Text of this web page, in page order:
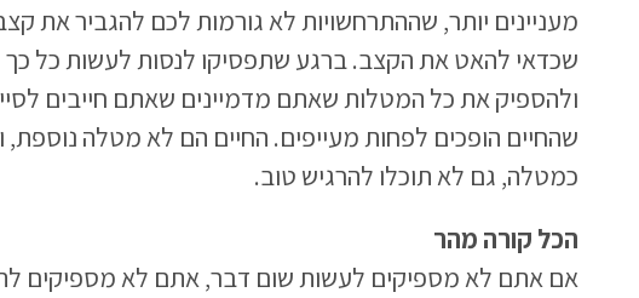
מעניינים יותר, שההתרחשויות לא גורמות לכם להגביר את
שכדאי להאט את הקצב. ברגע שתפסיקו לנסות לעשות כל
ולהספיק את כל המטלות שאתם מדמיינים שאתם חייבים
שהחיים הופכים לפחות מעייפים. החיים הם לא מטלה נוספת,
כמטלה, גם לא תוכלו להרגיש טוב.
הכל קורה מהר
אם אתם לא מספיקים לעשות שום דבר, אתם לא מספיקים